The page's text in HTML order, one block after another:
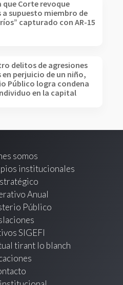
que Corte revoque
a supuesto miembro de
capturado con AR-15
delitos de agresiones
en perjuicio de un niño,
Público logra condena
en la capital
somos
institucionales
Anual
Público
SIGEFI
tirant lo blanch